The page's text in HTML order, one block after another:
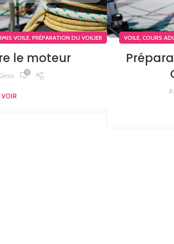
VOILE, PRÉPARATION DU VOILIER
le moteur
0
VOIR
VOILE, COURS